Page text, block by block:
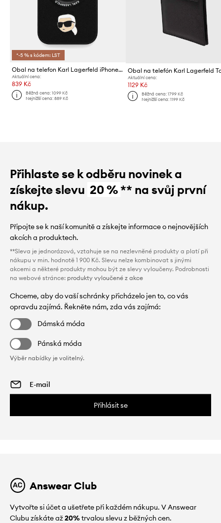
*-5 % s kódem: LST
Obal na telefon Karl Lagerfeld iPhone 17 Pro
Aktuální cena:
839 Kč
Běžná cena:1099 Kč
Nejnižší cena:889 Kč
Aktuální cena:
1129 Kč
Běžná cena: 1799 Kč
Nejnižší cena: 1199 Kč
Přihlaste se k odběru novinek a
získejte slevu 20 %** na svůj první
nákup.
Připojte se k naší komunitě a získejte informace o nejnovějších
akcích a produktech.
**Sleva je jednorázová, vztahuje se na nezlevněné produkty a platí při
nákupu v min. hodnotě 1 900 Kč. Slevu nelze kombinovat s jinými
akcemi a některé produkty mohou být ze slevy vyloučeny. Podrobnosti
na webové stránce: produkty vyloučené z akce
Chceme, aby do vaší schránky přicházelo jen to, co vás
opravdu zajímá. Řekněte nám, zda vás zajímá:
Dámská móda
Pánská móda
Výběr nabídky je volitelný.
Přihlásit se
Answear Club
Vytvořte si účet a ušetřete při každém nákupu. V Answear
Clubu získáte až20%trvalou slevu z běžných cen.